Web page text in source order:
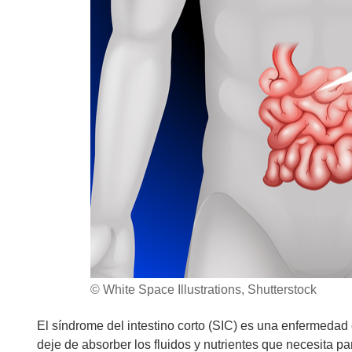
© White Space Illustrations, Shutterstock
El síndrome del intestino corto (SIC) es una
deje de absorber los fluidos y nutrientes que necesita